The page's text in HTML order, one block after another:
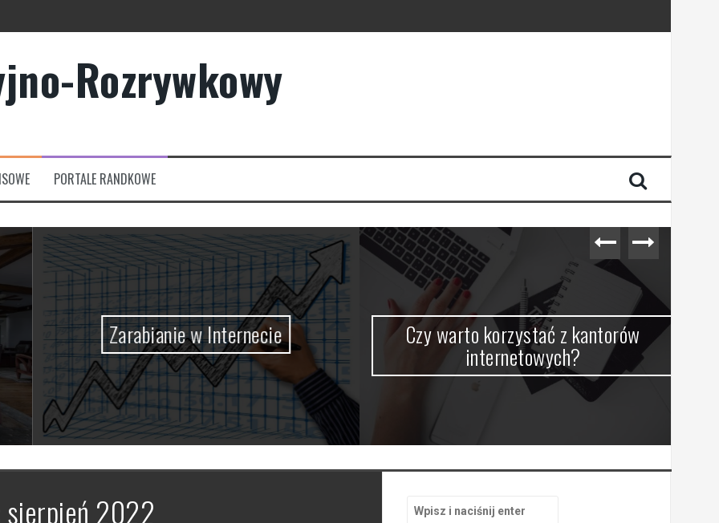
Rozrywkowy
PORTALE RANDKOWE
Zarabianie w Internecie Czy warto korzystać z kantorów
internetowych?
sierpień 2022